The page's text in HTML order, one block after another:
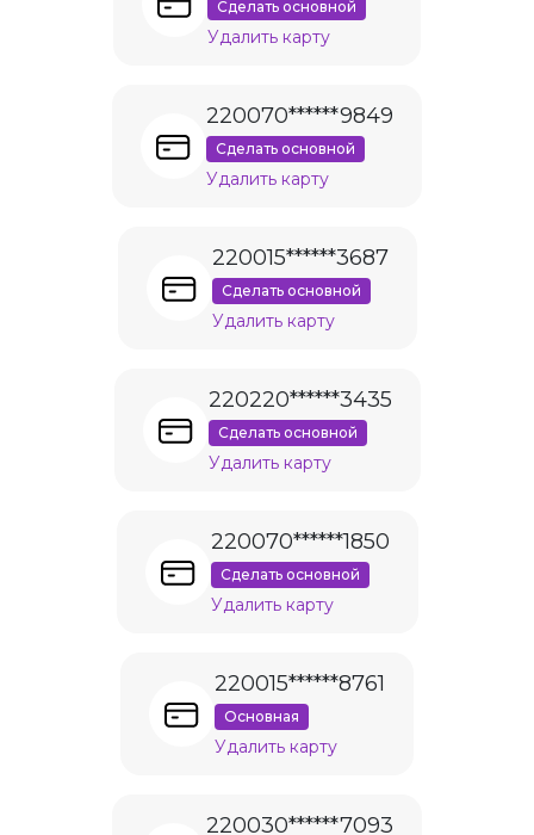
Сделать основной
Удалить карту
220070******9849
Сделать основной
Удалить карту
220015******3687
Сделать основной
Удалить карту
220220******3435
Сделать основной
Удалить карту
220070******1850
Сделать основной
Удалить карту
220015******8761
Основная
Удалить карту
220030******7093